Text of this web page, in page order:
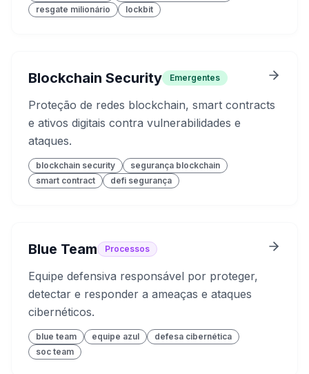
resgate milionário
lockbit
Blockchain Security Emergentes
Proteção de redes blockchain, smart contracts
e ativos digitais contra vulnerabilidades e
ataques.
blockchain security
segurança blockchain
smart contract
defi segurança
Blue Team Processos
Equipe defensiva responsável por proteger,
detectar e responder a ameaças e ataques
cibernéticos.
blue team equipe azul
defesa cibernética
soc team